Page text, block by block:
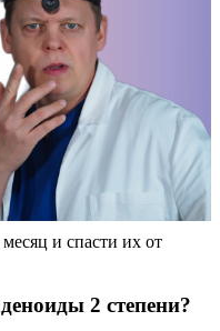
и спасти их от
2 степени?